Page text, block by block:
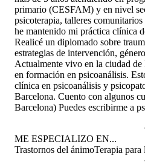
primario (CESFAM) y en nivel
psicoterapia, talleres
he mantenido mi práctica clínica
Realicé un diplomado sobre
estrategias de intervención,
Actualmente vivo en la ciudad
en formación en psicoanálisis.
clínica en psicoanálisis y
Barcelona. Cuento con algunos
Barcelona) Puedes escribirme a
ME ESPECIALIZO EN...
Trastornos del ánimoTerapia para